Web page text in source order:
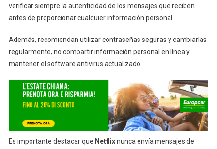
verificar siempre la autenticidad de los mensajes que reciben
antes de proporcionar cualquier información personal.
Además, recomiendan utilizar contraseñas seguras y cambiarlas
regularmente, no compartir información personal en línea y
mantener el software antivirus actualizado.
Es importante destacar que Netflixnunca envía mensajes de